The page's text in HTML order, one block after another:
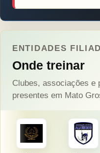
ENTIDADES
Onde treinar
Clubes, associações e
presentes em Mato